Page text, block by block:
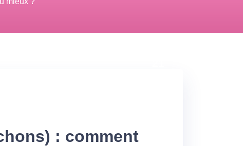
: comment